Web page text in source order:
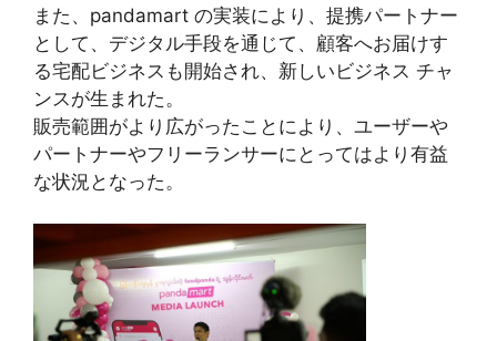
また、pandamart の実装により、提携パートナー
として、デジタル手段を通じて、顧客へお届けす
る宅配ビジネスも開始され、新しいビジネス チャ
ンスが生まれた。
販売範囲がより広がったことにより、ユーザーや
パートナーやフリーランサーにとってはより有益
な状況となった。